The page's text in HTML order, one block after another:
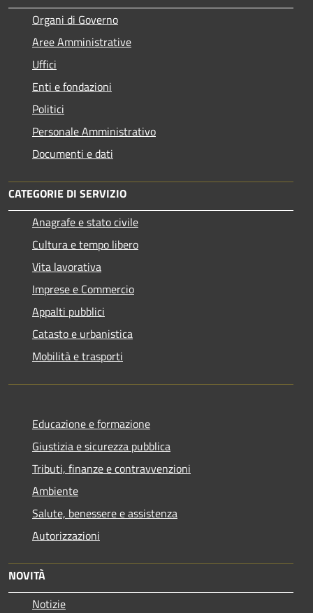
Organi di Governo
Aree Amministrative
Uffici
Enti e fondazioni
Politici
Personale Amministrativo
Documenti e dati
CATEGORIE DI SERVIZIO
Anagrafe e stato civile
Cultura e tempo libero
Vita lavorativa
Imprese e Commercio
Appalti pubblici
Catasto e urbanistica
Mobilità e trasporti
Educazione e formazione
Giustizia e sicurezza pubblica
Tributi, finanze e contravvenzioni
Ambiente
Salute, benessere e assistenza
Autorizzazioni
NOVITÀ
Notizie